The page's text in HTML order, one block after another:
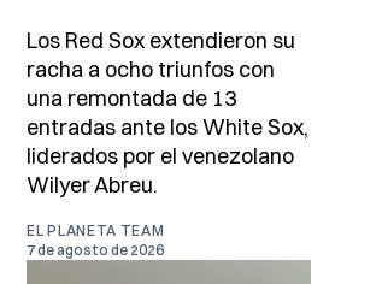
Los Red Sox extendieron su
racha a ocho triunfos con
una remontada de 13
entradas ante los White Sox,
liderados por el venezolano
Wilyer Abreu.
EL PLANETA TEAM
7 de agosto de 2026